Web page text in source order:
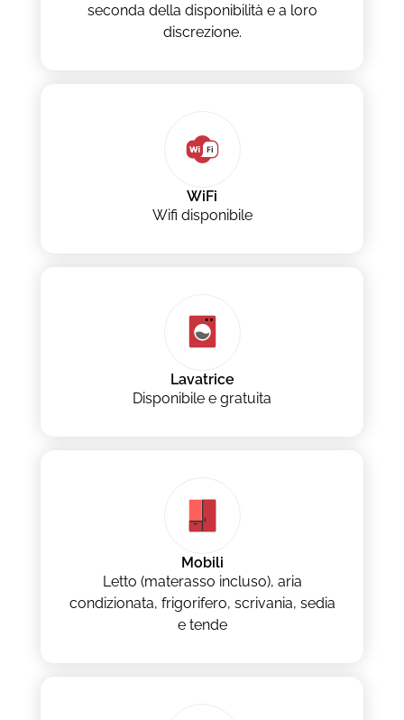
seconda della disponibilità e a loro
discrezione.
WiFi
Wifi disponibile
Lavatrice
Disponibile e gratuita
Mobili
Letto (materasso incluso), aria
condizionata, frigorifero, scrivania, sedia
e tende